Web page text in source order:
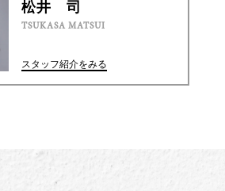
松井 司
TSUKASA MATSUI
スタッフ紹介をみる